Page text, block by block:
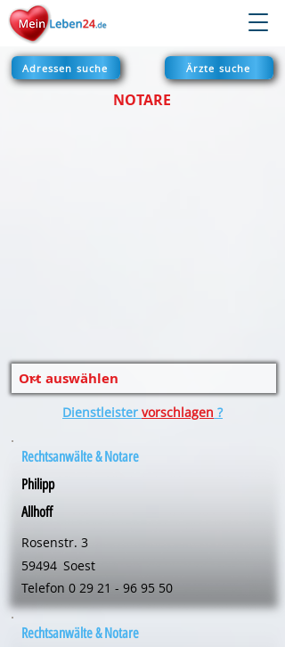
Adressen suche Ärzte suche
NOTARE
Dienstleister vorschlagen ?
Rechtsanwälte & Notare
Philipp
Allhoff
Rosenstr. 3
59494 Soest
Telefon 0 29 21 - 96 95 50
Rechtsanwälte & Notare